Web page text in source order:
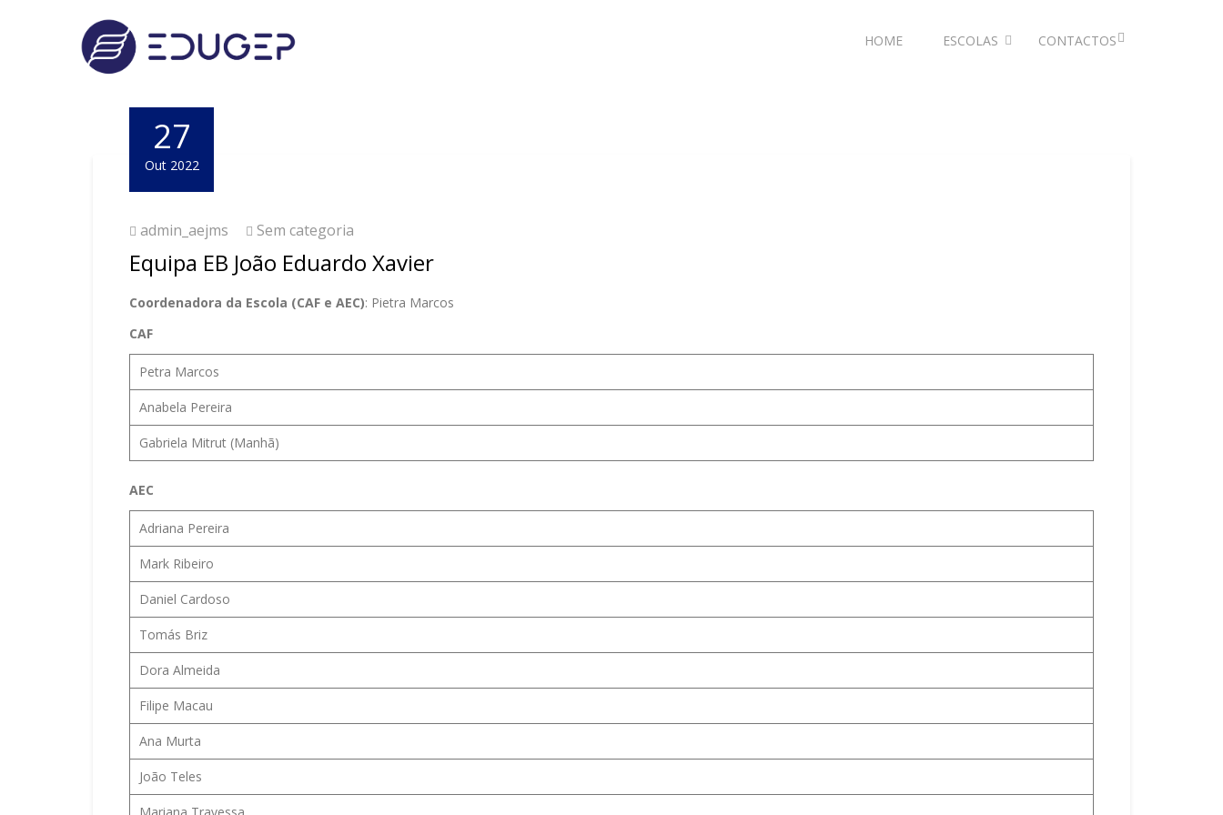
HOME ESCOLAS CONTACTOS
27
Out 2022
admin_aejms Sem categoria
Equipa EB João Eduardo Xavier
Coordenadora da Escola (CAF e AEC): Pietra Marcos
CAF
Petra Marcos
Anabela Pereira
Gabriela Mitrut (Manhã)
AEC
Adriana Pereira
Mark Ribeiro
Daniel Cardoso
Tomás Briz
Dora Almeida
Filipe Macau
Ana Murta
João Teles